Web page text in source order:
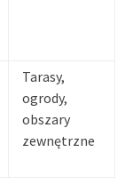
Tarasy,
ogrody,
obszary
zewnętrzne